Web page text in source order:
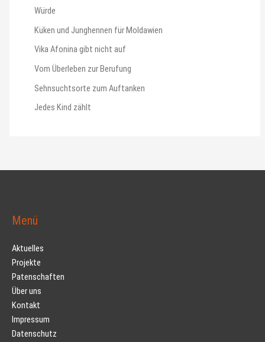
Würde
Küken und Junghennen für Moldawien
Vika Afonina gibt nicht auf
Vom Überleben zur Berufung
Sehnsuchtsorte zum Auftanken
Jedes Kind zählt
Menü
Aktuelles
Projekte
Patenschaften
Über uns
Kontakt
Impressum
Datenschutz